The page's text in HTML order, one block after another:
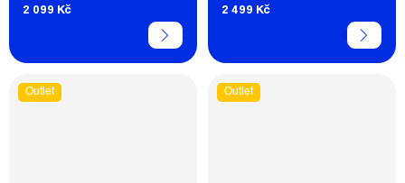
2 099 Kč
2 499 Kč
Outlet Outlet